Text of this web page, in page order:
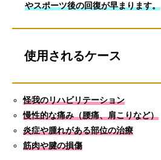
やスポーツ後の回復が早まります。
使用されるケース
怪我のリハビリテーション
慢性的な痛み（腰痛、肩こりなど）
炎症や腫れがある部位の治療
筋肉や腱の損傷